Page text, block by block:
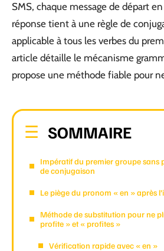
SMS, chaque message de départ
réponse tient à une règle de
applicable à tous les verbes du
article détaille le mécanisme
propose une méthode fiable pour
SOMMAIRE
Impératif du premier groupe sans
de conjugaison
Le piège du pronom « en » après
Méthode de substitution pour ne
profite » et « profites »
Vérification rapide avec « en »